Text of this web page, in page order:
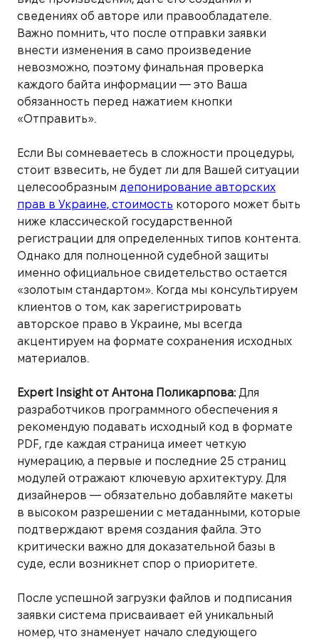
сведениях об авторе или правообладателе.
Важно помнить, что после отправки заявки
внести изменения в само произведение
невозможно, поэтому финальная проверка
каждого байта информации — это Ваша
обязанность перед нажатием кнопки
«Отправить».
Если Вы сомневаетесь в сложности процедуры,
стоит взвесить, не будет ли для Вашей ситуации
целесообразным депонирование авторских
прав в Украине, стоимость которого может быть
ниже классической государственной
регистрации для определенных типов контента.
Однако для полноценной судебной защиты
именно официальное свидетельство остается
«золотым стандартом». Когда мы консультируем
клиентов о том, как зарегистрировать
авторское право в Украине, мы всегда
акцентируем на формате сохранения исходных
материалов.
Expert Insight от Антона Поликарпова:Для
разработчиков программного обеспечения я
рекомендую подавать исходный код в формате
PDF, где каждая страница имеет четкую
нумерацию, а первые и последние 25 страниц
модулей отражают ключевую архитектуру. Для
дизайнеров — обязательно добавляйте макеты
в высоком разрешении с метаданными, которые
подтверждают время создания файла. Это
критически важно для доказательной базы в
суде, если возникнет спор о приоритете.
После успешной загрузки файлов и подписания
заявки система присваивает ей уникальный
номер, что знаменует начало следующего